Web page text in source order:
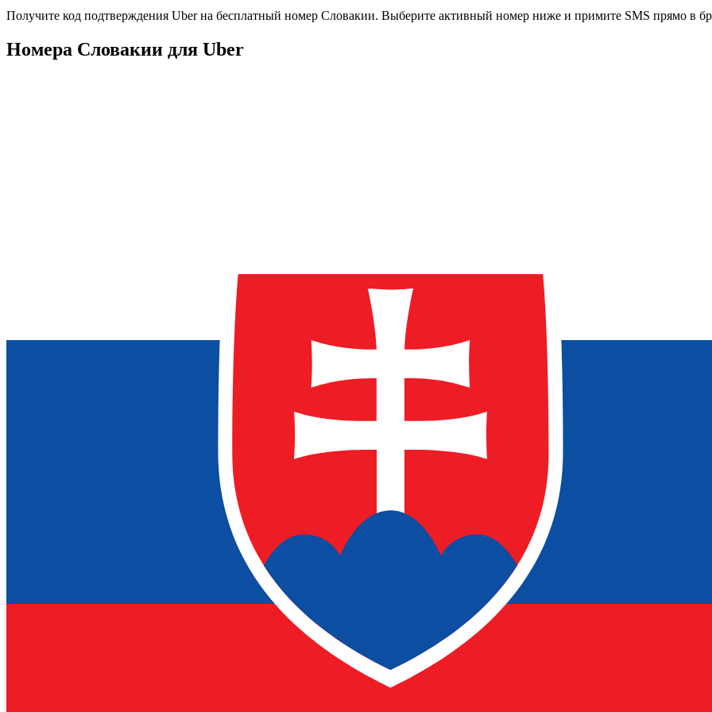
Получите код подтверждения Uberна бесплатный номер Словакии. Выберите активный номер ниже и примите SMS прямо в
Номера Словакии для Uber